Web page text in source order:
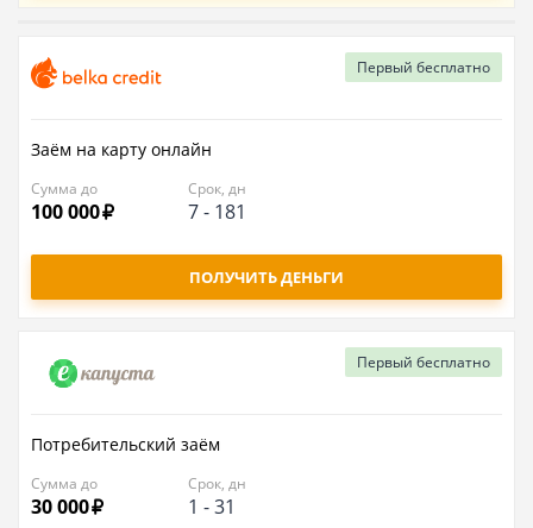
Заём на карту онлайн
Сумма до
100 000
Срок, дн
7- 181
Первый бесплатно
ПОЛУЧИТЬ ДЕНЬГИ
Потребительский заём
Сумма до
30 000
Срок, дн
1 -31
Первый бесплатно